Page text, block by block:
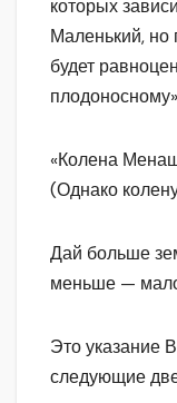
которых
Маленький, но
будет
«Колена
(Однако
Дай больше
меньше —
Это указание
следующие